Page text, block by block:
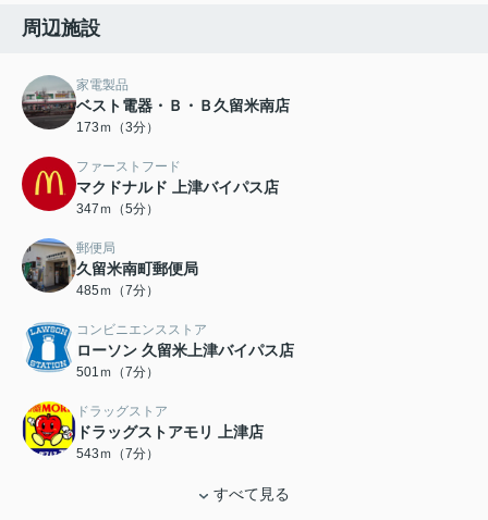
周辺施設
家電製品
ベスト電器・Ｂ・Ｂ久留米南店
173ｍ（3分）
ファーストフード
マクドナルド 上津バイパス店
347ｍ（5分）
郵便局
久留米南町郵便局
485ｍ（7分）
コンビニエンスストア
ローソン 久留米上津バイパス店
501ｍ（7分）
ドラッグストア
ドラッグストアモリ 上津店
543ｍ（7分）
すべて見る